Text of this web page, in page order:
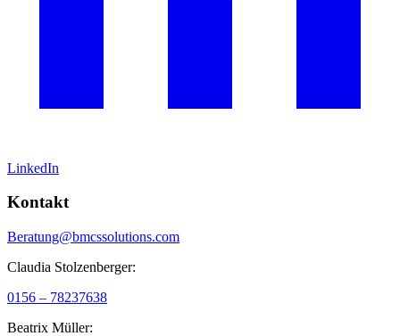
LinkedIn
Kontakt
Beratung@bmcssolutions.com
Claudia Stolzenberger:
0156 – 78237638
Beatrix Müller: